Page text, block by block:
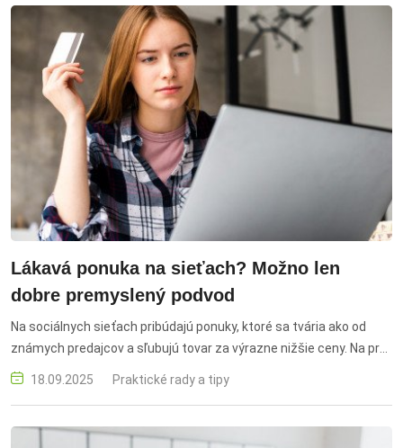
Lákavá ponuka na sieťach? Možno len
dobre premyslený podvod
Na sociálnych sieťach pribúdajú ponuky, ktoré sa tvária ako od
známych predajcov a sľubujú tovar za výrazne nižšie ceny. Na prvý
pohľad pôsobia dôveryhodne – používajú názvy značiek, ich
vizuálnu identitu a pozitívne komentáre. dTest
18.09.2025 Praktické rady a tipy